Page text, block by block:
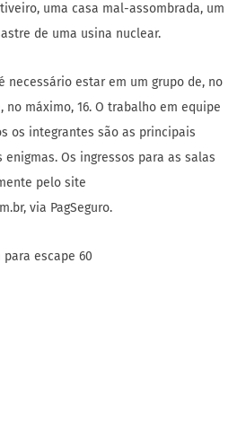
uma casa mal-assombrada, um
de uma usina nuclear.
necessário estar em um grupo de, no
no máximo, 16. O trabalho em equipe
os integrantes são as principais
Os ingressos para as salas
pelo site
via PagSeguro.